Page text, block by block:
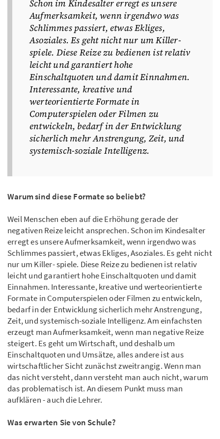
Schon im Kindesalter erregt es unsere
Aufmerksamkeit, wenn irgendwo was
Schlimmes passiert, etwas Ekliges,
Asoziales. Es geht nicht nur um Killer-
spiele. Diese Reize zu bedienen ist relativ
leicht und garantiert hohe
Einschaltquoten und damit Einnahmen.
Interessante, kreative und
werteorientierte Formate in
Computerspielen oder Filmen zu
entwickeln, bedarf in der Entwicklung
sicherlich mehr Anstrengung, Zeit, und
systemisch-soziale Intelligenz.
Warum sind diese Formate so beliebt?
Weil Menschen eben auf die Erhöhung gerade der
negativen Reize leicht ansprechen. Schon im Kindesalter
erregt es unsere Aufmerksamkeit, wenn irgendwo was
Schlimmes passiert, etwas Ekliges, Asoziales. Es geht nicht
nur um Killer- spiele. Diese Reize zu bedienen ist relativ
leicht und garantiert hohe Einschaltquoten und damit
Einnahmen. Interessante, kreative und werteorientierte
Formate in Computerspielen oder Filmen zu entwickeln,
bedarf in der Entwicklung sicherlich mehr Anstrengung,
Zeit, und systemisch-soziale Intelligenz. Am einfachsten
erzeugt man Aufmerksamkeit, wenn man negative Reize
steigert. Es geht um Wirtschaft, und deshalb um
Einschaltquoten und Umsätze, alles andere ist aus
wirtschaftlicher Sicht zunächst zweitrangig. Wenn man
das nicht versteht, dann versteht man auch nicht, warum
das problematisch ist. An diesem Punkt muss man
aufklären - auch die Lehrer.
Was erwarten Sie von Schule?